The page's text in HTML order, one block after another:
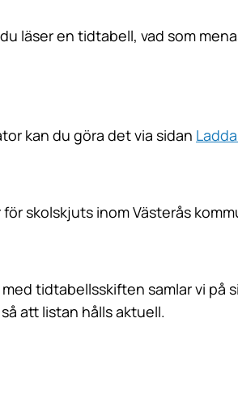
läser en tidtabell, vad som
kan du göra det via sidan
skolskjuts inom Västerås
tidtabellsskiften samlar vi på
att listan hålls aktuell.